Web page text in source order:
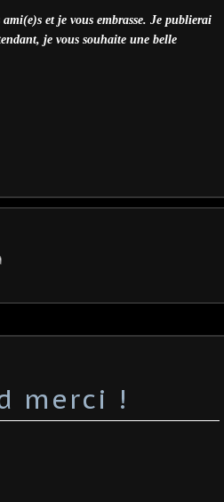
et je vous embrasse. Je publierai
je vous souhaite une belle
merci !